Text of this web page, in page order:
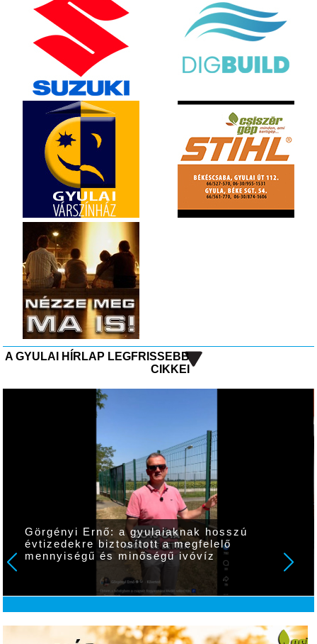
A GYULAI HÍRLAP LEGFRISSEBB
CIKKEI
Görgényi Ernő: a gyulaiaknak hosszú
évtizedekre biztosított a megfelelő
mennyiségű és minőségű ivóvíz